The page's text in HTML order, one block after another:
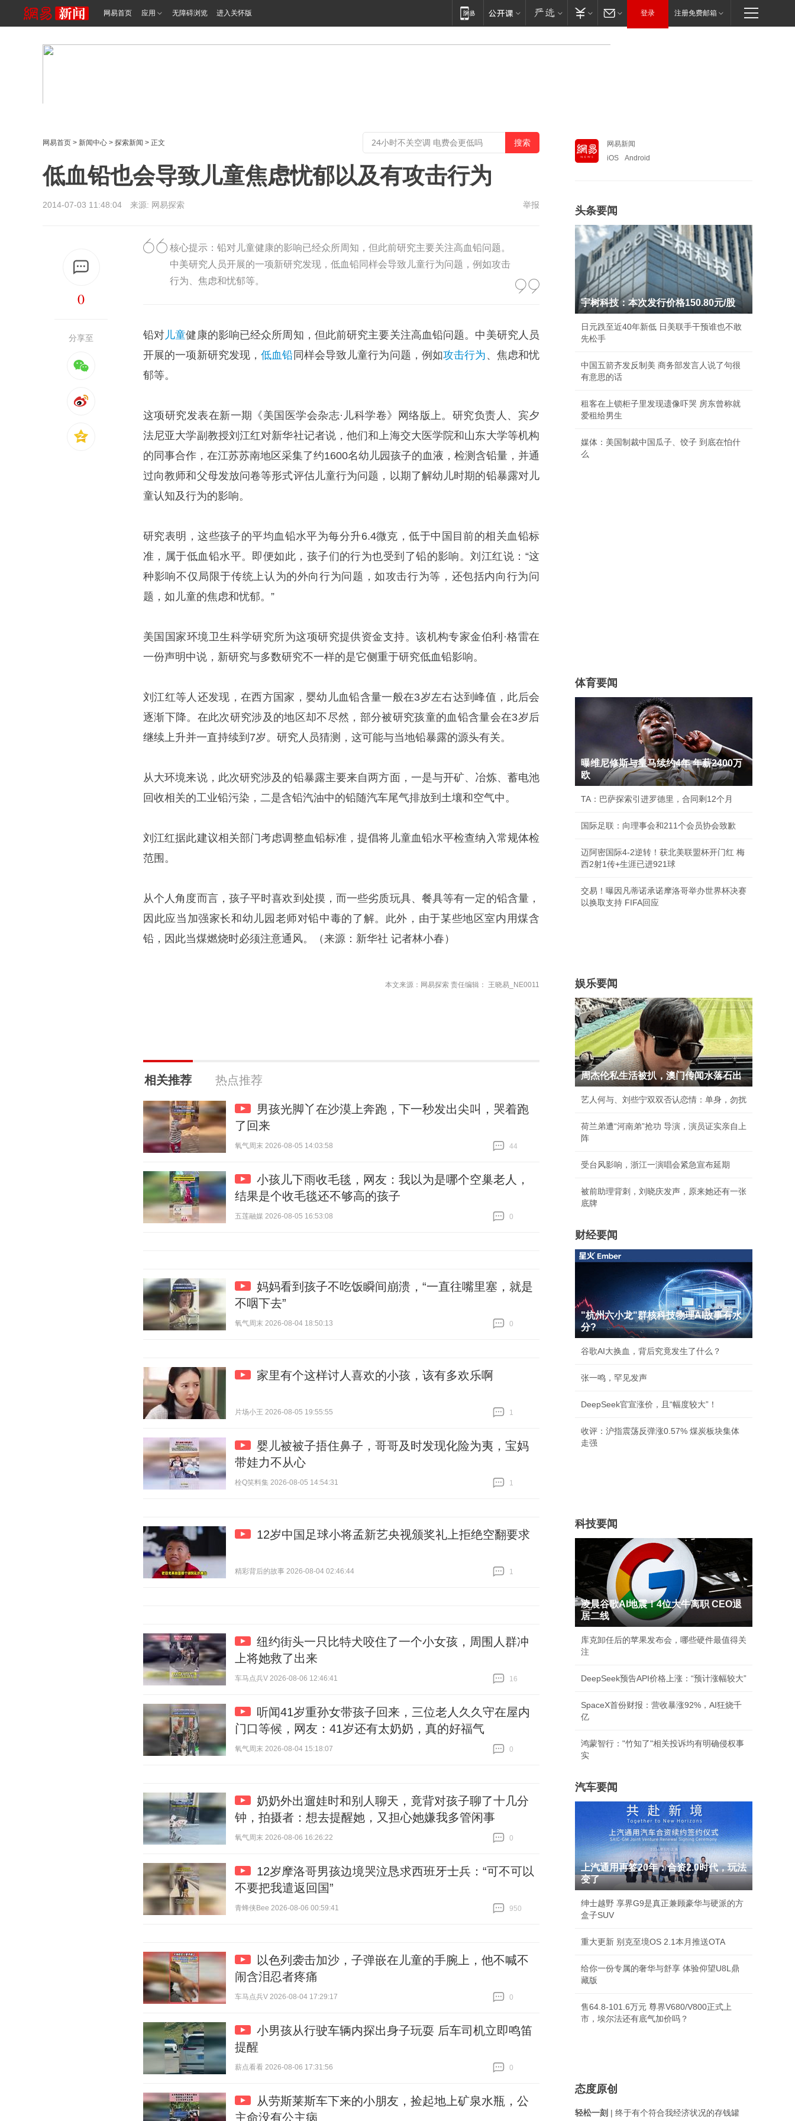
网易首页 应用 无障碍浏览 进入关怀版 登录 注册免费邮箱
网易首页 > 新闻中心 > 探索新闻 > 正文
低血铅也会导致儿童焦虑忧郁以及有攻击行为
2014-07-03 11:48:04 来源: 网易探索 举报
0
分享至
核心提示：铅对儿童健康的影响已经众所周知，但此前研究主要关注高血铅问题。
中美研究人员开展的一项新研究发现，低血铅同样会导致儿童行为问题，例如攻击
行为、焦虑和忧郁等。
铅对儿童健康的影响已经众所周知，但此前研究主要关注高血铅问题。中美研究人员
开展的一项新研究发现，低血铅 同样会导致儿童行为问题，例如攻击行为 、焦虑和忧
郁等。
这项研究发表在新一期《美国医学会杂志·儿科学卷》网络版上。研究负责人、宾夕
法尼亚大学副教授刘江红对新华社记者说，他们和上海交大医学院和山东大学等机构
的同事合作，在江苏苏南地区采集了约1600名幼儿园孩子的血液，检测含铅量，并通
过向教师和父母发放问卷等形式评估儿童行为问题，以期了解幼儿时期的铅暴露对儿
童认知及行为的影响。
研究表明，这些孩子的平均血铅水平为每分升6.4微克，低于中国目前的相关血铅标
准，属于低血铅水平。即便如此，孩子们的行为也受到了铅的影响。刘江红说：“这
种影响不仅局限于传统上认为的外向行为问题，如攻击行为等，还包括内向行为问
题，如儿童的焦虑和忧郁。”
美国国家环境卫生科学研究所为这项研究提供资金支持。该机构专家金伯利·格雷在
一份声明中说，新研究与多数研究不一样的是它侧重于研究低血铅影响。
刘江红等人还发现，在西方国家，婴幼儿血铅含量一般在3岁左右达到峰值，此后会
逐渐下降。在此次研究涉及的地区却不尽然，部分被研究孩童的血铅含量会在3岁后
继续上升并一直持续到7岁。研究人员猜测，这可能与当地铅暴露的源头有关。
从大环境来说，此次研究涉及的铅暴露主要来自两方面，一是与开矿、冶炼、蓄电池
回收相关的工业铅污染，二是含铅汽油中的铅随汽车尾气排放到土壤和空气中。
刘江红据此建议相关部门考虑调整血铅标准，提倡将儿童血铅水平检查纳入常规体检
范围。
从个人角度而言，孩子平时喜欢到处摸，而一些劣质玩具、餐具等有一定的铅含量，
因此应当加强家长和幼儿园老师对铅中毒的了解。此外，由于某些地区室内用煤含
铅，因此当煤燃烧时必须注意通风。（来源：新华社 记者林小春）
本文来源：网易探索 责任编辑： 王晓易_NE0011
相关推荐 热点推荐
男孩光脚丫在沙漠上奔跑，下一秒发出尖叫，哭着跑
了回来
氧气周末 2026-08-05 14:03:58
44
小孩儿下雨收毛毯，网友：我以为是哪个空巢老人，
结果是个收毛毯还不够高的孩子
五莲融媒 2026-08-05 16:53:08
0
妈妈看到孩子不吃饭瞬间崩溃，“一直往嘴里塞，就是
不咽下去”
氧气周末 2026-08-04 18:50:13
0
家里有个这样讨人喜欢的小孩，该有多欢乐啊
片场小王 2026-08-05 19:55:55
1
婴儿被被子捂住鼻子，哥哥及时发现化险为夷，宝妈
带娃力不从心
栓Q笑料集 2026-08-05 14:54:31
1
12岁中国足球小将孟新艺央视颁奖礼上拒绝空翻要求
精彩背后的故事 2026-08-04 02:46:44
1
纽约街头一只比特犬咬住了一个小女孩，周围人群冲
上将她救了出来
车马点兵V 2026-08-06 12:46:41
16
听闻41岁重孙女带孩子回来，三位老人久久守在屋内
门口等候，网友：41岁还有太奶奶，真的好福气
氧气周末 2026-08-04 15:18:07
0
奶奶外出遛娃时和别人聊天，竟背对孩子聊了十几分
钟，拍摄者：想去提醒她，又担心她嫌我多管闲事
氧气周末 2026-08-06 16:26:22
0
12岁摩洛哥男孩边境哭泣恳求西班牙士兵：“可不可以
不要把我遣返回国”
青蜂侠Bee 2026-08-06 00:59:41
950
以色列袭击加沙，子弹嵌在儿童的手腕上，他不喊不
闹含泪忍者疼痛
车马点兵V 2026-08-04 17:29:17
0
小男孩从行驶车辆内探出身子玩耍 后车司机立即鸣笛
提醒
薪点看看 2026-08-06 17:31:56
0
从劳斯莱斯车下来的小朋友，捡起地上矿泉水瓶，公
主命没有公主病
网易新闻
iOS
Android
头条要闻
宇树科技：本次发行价格150.80元/股
日元跌至近40年新低 日美联手干预谁也不敢
先松手
中国五箭齐发反制美 商务部发言人说了句很
有意思的话
租客在上锁柜子里发现遗像吓哭 房东曾称就
爱租给男生
媒体：美国制裁中国瓜子、饺子 到底在怕什
么
体育要闻
曝维尼修斯与皇马续约4年 年薪2400万
欧
TA：巴萨探索引进罗德里，合同剩12个月
国际足联：向理事会和211个会员协会致歉
迈阿密国际4-2逆转！获北美联盟杯开门红 梅
西2射1传+生涯已进921球
交易！曝因凡蒂诺承诺摩洛哥举办世界杯决赛
以换取支持 FIFA回应
娱乐要闻
周杰伦私生活被扒，澳门传闻水落石出
艺人何与、刘些宁双双否认恋情：单身，勿扰
荷兰弟遭“河南弟”抢功 导演，演员证实亲自上
阵
受台风影响，浙江一演唱会紧急宣布延期
被前助理背刺，刘晓庆发声，原来她还有一张
底牌
财经要闻
"杭州六小龙"群核科技物理AI故事有水
分?
谷歌AI大换血，背后究竟发生了什么？
张一鸣，罕见发声
DeepSeek官宣涨价，且“幅度较大”！
收评：沪指震荡反弹涨0.57% 煤炭板块集体
走强
科技要闻
凌晨谷歌AI地震！4位大牛离职 CEO退
居二线
库克卸任后的苹果发布会，哪些硬件最值得关
注
DeepSeek预告API价格上涨：“预计涨幅较大”
SpaceX首份财报：营收暴涨92%，AI狂烧千
亿
鸿蒙智行："竹知了"相关投诉均有明确侵权事
实
汽车要闻
上汽通用再签20年：合资2.0时代，玩法
变了
绅士越野 享界G9是真正兼顾豪华与硬派的方
盒子SUV
重大更新 别克至境OS 2.1本月推送OTA
给你一份专属的奢华与舒享 体验仰望U8L鼎
藏版
售64.8-101.6万元 尊界V680/V800正式上
市，埃尔法还有底气加价吗？
态度原创
轻松一刻 | 终于有个符合我经济状况的存钱罐